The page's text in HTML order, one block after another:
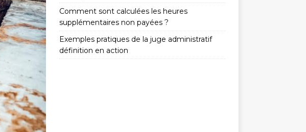
Comment sont calculées les heures
supplémentaires non payées ?
Exemples pratiques de la juge administratif
définition en action